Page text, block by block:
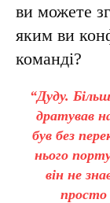
ви можете
яким ви
команді?
“Дуду.
дратував
був без
нього
він не